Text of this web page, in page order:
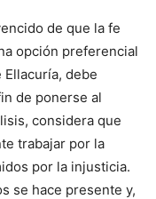
de que la fe
opción preferencial
debe
de ponerse al
considera que
trabajar por la
por la injusticia.
se hace presente y,